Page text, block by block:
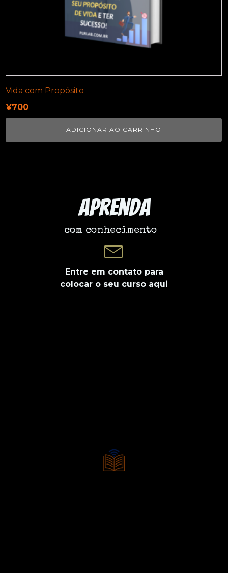
Vida com Propósito
¥700
ADICIONAR AO CARRINHO
Aprenda
com conhecimento
Entre em contato para
colocar o seu curso aqui